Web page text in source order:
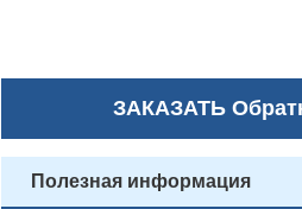
ЗАКАЗАТЬ
Полезная информация